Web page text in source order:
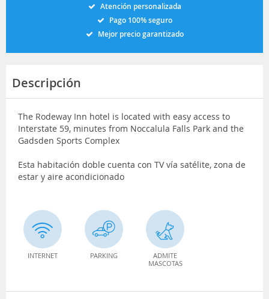
Atención personalizada
Pago 100% seguro
Mejor precio garantizado
Descripción
The Rodeway Inn hotel is located with easy access to
Interstate 59, minutes from Noccalula Falls Park and the
Gadsden Sports Complex
Esta habitación doble cuenta con TV vía satélite, zona de
estar y aire acondicionado
INTERNET PARKING
ADMITE
MASCOTAS